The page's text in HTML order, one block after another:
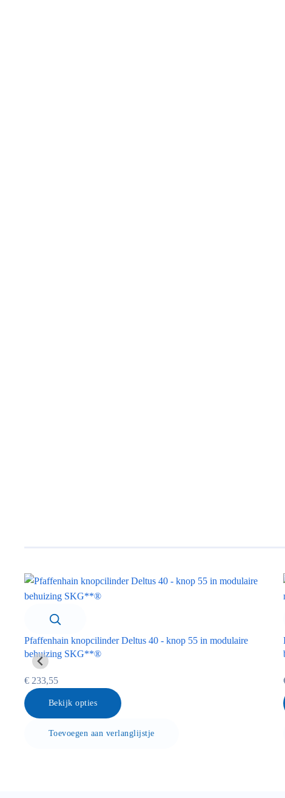
Pfaffenhain knopcilinder Deltus 40 - knop 55 in modulaire
behuizing SKG**®
€ 233,55
Bekijk opties
Toevoegen aan verlanglijstje